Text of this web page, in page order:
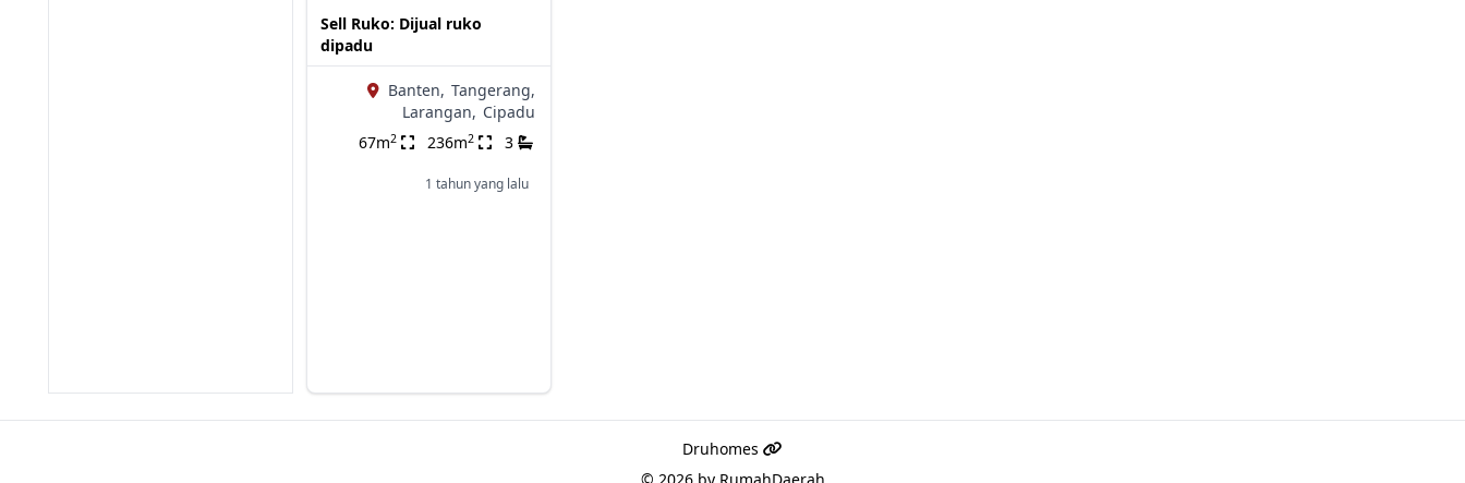
Sell Ruko: Dijual ruko
dipadu
Banten, Tangerang,
Larangan, Cipadu
67m2 236m2 3
1 tahun yang lalu
Druhomes